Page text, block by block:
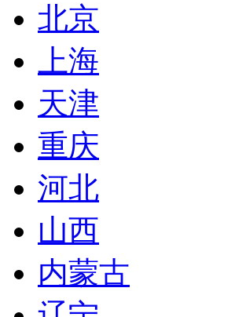
北京
上海
天津
重庆
河北
山西
内蒙古